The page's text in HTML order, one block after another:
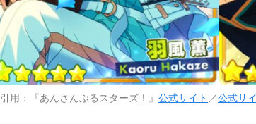
引用：『あんさんぶるスターズ！』 公式サイト ／公式サ